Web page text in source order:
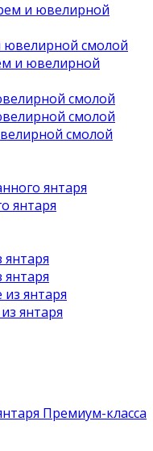
и ювелирной
ювелирной смолой
и ювелирной
смолой
смолой
смолой
янтаря
янтаря
янтаря
янтаря
янтаря
Премиум-класса